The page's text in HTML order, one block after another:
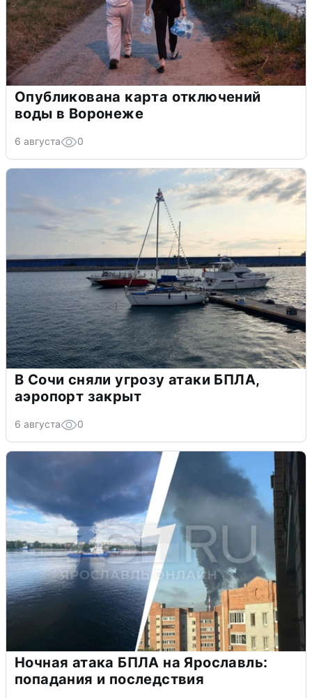
Опубликована карта отключений
воды в Воронеже
6 августа 0
В Сочи сняли угрозу атаки БПЛА,
аэропорт закрыт
6 августа 0
Ночная атака БПЛА на Ярославль:
попадания и последствия